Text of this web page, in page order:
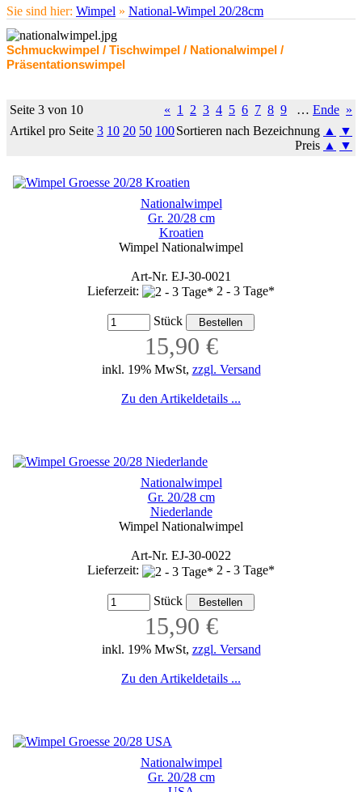
Sie sind hier: Wimpel » National-Wimpel 20/28cm
Schmuckwimpel / Tischwimpel / Nationalwimpel /
Präsentationswimpel
Seite 3 von 10 « 1 2 3 4 5 6 7 8 9 … Ende »
Artikel pro Seite 3 10 20 50 100Sortieren nach Bezeichnung ▲
▼
Preis ▲ ▼
Nationalwimpel
Gr. 20/28 cm
Kroatien
Wimpel Nationalwimpel
Art-Nr. EJ-30-0021
Lieferzeit:
2 - 3 Tage*
Stück
15,90 €
inkl. 19% MwSt, zzgl. Versand
Zu den Artikeldetails ...
Nationalwimpel
Gr. 20/28 cm
Niederlande
Wimpel Nationalwimpel
Art-Nr. EJ-30-0022
Lieferzeit:
2 - 3 Tage*
Stück
15,90 €
inkl. 19% MwSt, zzgl. Versand
Zu den Artikeldetails ...
Nationalwimpel
Gr. 20/28 cm